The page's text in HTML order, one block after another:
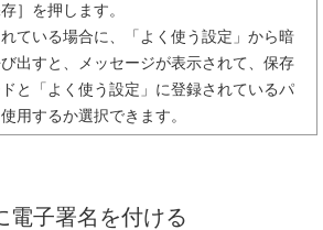
］を押します。
ている場合に、「よく使う設定」から暗
出すと、メッセージが表示されて、保存
と「よく使う設定」に登録されているパ
用するか選択できます。
電子署名を付ける